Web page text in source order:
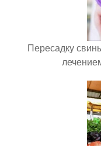
Пересадку